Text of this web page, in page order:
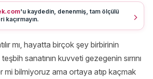
'u kaydedin, denenmiş, tam ölçülü
kaçırmayın.
mı, hayatta birçok şey birbirinin
sanatının kuvveti gezegenin sırrını
mi bilmiyoruz ama ortaya atıp kaçmak